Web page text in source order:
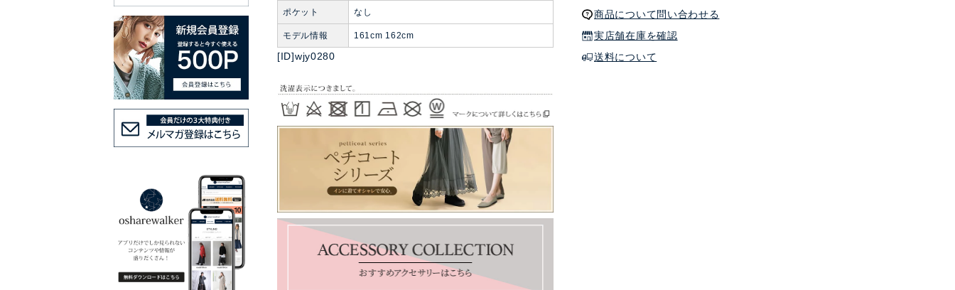
商品について問い合わせる
実店舗在庫を確認
送料について
ポケット なし
モデル情報 161cm 162cm
[ID]wjy0280